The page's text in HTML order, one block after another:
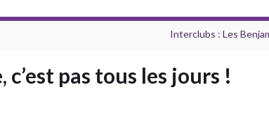
Interclubs : Les
pas tous les jours !